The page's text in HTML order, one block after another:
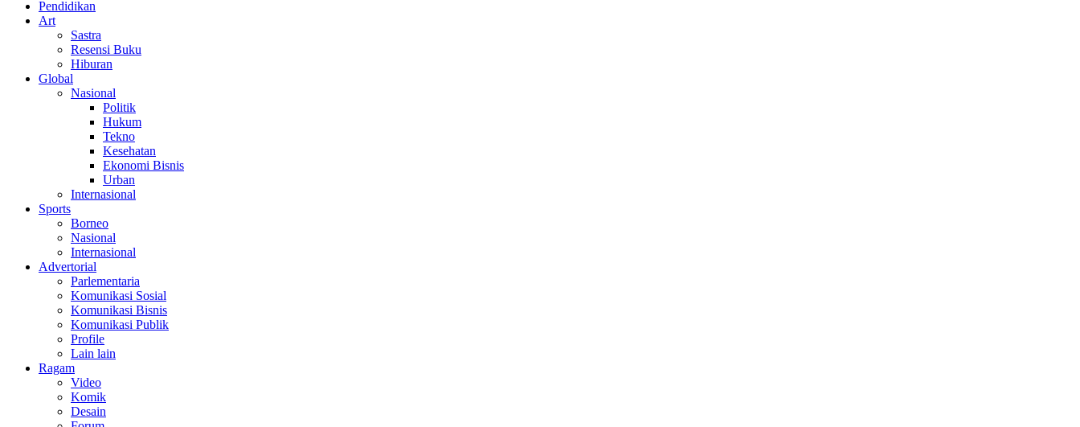
Pendidikan
Art
Sastra
Resensi Buku
Hiburan
Global
Nasional
Politik
Hukum
Tekno
Kesehatan
Ekonomi Bisnis
Urban
Internasional
Sports
Borneo
Nasional
Internasional
Advertorial
Parlementaria
Komunikasi Sosial
Komunikasi Bisnis
Komunikasi Publik
Profile
Lain lain
Ragam
Video
Komik
Desain